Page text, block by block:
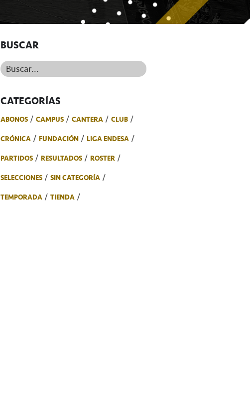
BUSCAR
Buscar...
CATEGORÍAS
ABONOS CAMPUS CANTERA
CLUB
CRÓNICA
FUNDACIÓN
LIGA ENDESA
PARTIDOS
RESULTADOS
ROSTER
SELECCIONES
SIN CATEGORÍA
TEMPORADA
TIENDA